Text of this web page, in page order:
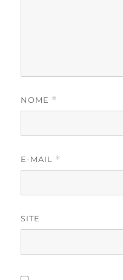
NOME *
E-MAIL *
SITE